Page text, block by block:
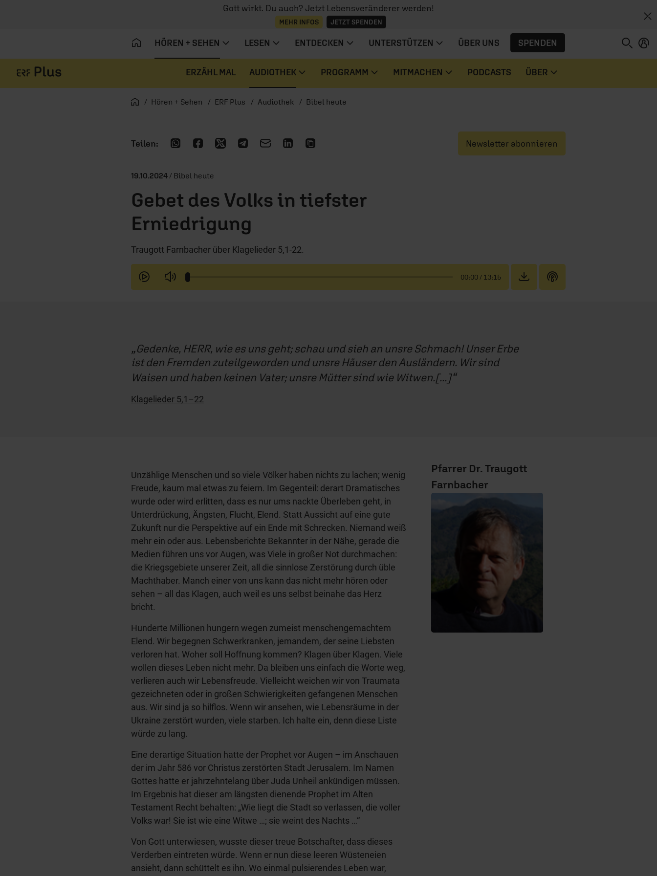
Gott wirkt. Du auch? Jetzt Lebensveränderer werden!
MEHR INFOS JETZT SPENDEN
HÖREN + SEHEN LESEN ENTDECKEN UNTERSTÜTZEN ÜBER UNS SPENDEN
ERZÄHL MAL AUDIOTHEK PROGRAMM MITMACHEN PODCASTS ÜBER
Startseite
Hören + Sehen ERF Plus Audiothek Bibel heute
Newsletter abonnieren
19.10.2024 / Bibel heute
Gebet des Volks in tiefster
Erniedrigung
Traugott Farnbacher über Klagelieder 5,1-22.
00:00/ 13:15
Gedenke, HERR, wie es uns geht; schau und sieh an unsre Schmach! Unser Erbe
ist den Fremden zuteilgeworden und unsre Häuser den Ausländern. Wir sind
Waisen und haben keinen Vater; unsre Mütter sind wie Witwen.[...]
Klagelieder 5,1–22
Unzählige Menschen und so viele Völker haben nichts zu lachen; wenig
Freude, kaum mal etwas zu feiern. Im Gegenteil: derart Dramatisches
wurde oder wird erlitten, dass es nur ums nackte Überleben geht, in
Unterdrückung, Ängsten, Flucht, Elend. Statt Aussicht auf eine gute
Zukunft nur die Perspektive auf ein Ende mit Schrecken. Niemand weiß
mehr ein oder aus. Lebensberichte Bekannter in der Nähe, gerade die
Medien führen uns vor Augen, was Viele in großer Not durchmachen:
die Kriegsgebiete unserer Zeit, all die sinnlose Zerstörung durch üble
Machthaber. Manch einer von uns kann das nicht mehr hören oder
sehen – all das Klagen, auch weil es uns selbst beinahe das Herz
bricht.
Hunderte Millionen hungern wegen zumeist menschengemachtem
Elend. Wir begegnen Schwerkranken, jemandem, der seine Liebsten
verloren hat. Woher soll Hoffnung kommen? Klagen über Klagen. Viele
wollen dieses Leben nicht mehr. Da bleiben uns einfach die Worte weg,
verlieren auch wir Lebensfreude. Vielleicht weichen wir von Traumata
gezeichneten oder in großen Schwierigkeiten gefangenen Menschen
aus. Wir sind ja so hilflos. Wenn wir ansehen, wie Lebensräume in der
Ukraine zerstört wurden, viele starben. Ich halte ein, denn diese Liste
würde zu lang.
Eine derartige Situation hatte der Prophet vor Augen – im Anschauen
der im Jahr 586 vor Christus zerstörten Stadt Jerusalem. Im Namen
Gottes hatte er jahrzehntelang über Juda Unheil ankündigen müssen.
Im Ergebnis hat dieser am längsten dienende Prophet im Alten
Testament Recht behalten: „Wie liegt die Stadt so verlassen, die voller
Volks war! Sie ist wie eine Witwe …; sie weint des Nachts …“
Von Gott unterwiesen, wusste dieser treue Botschafter, dass dieses
Verderben eintreten würde. Wenn er nun diese leeren Wüsteneien
ansieht, dann schüttelt es ihn. Wo einmal pulsierendes Leben war,
Pfarrer Dr. Traugott
Farnbacher